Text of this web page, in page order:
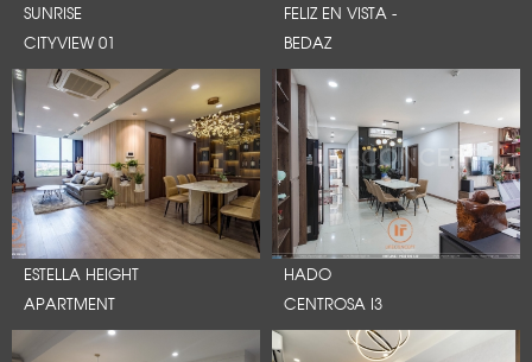
SUNRISE
CITYVIEW 01
FELIZ EN VISTA -
BEDAZ
ESTELLA HEIGHT
APARTMENT
HADO
CENTROSA I3